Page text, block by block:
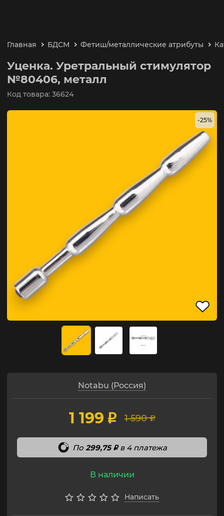
Главная БДСМ Фетиш/металлические атрибуты
Уценка. Уретральный стимулятор
№80406, металл
Код товара: 36624
-25%
Notabu (Россия)
1 590 p
1 199 p
По 299,75pв 4 платежа
В наличии
Написать